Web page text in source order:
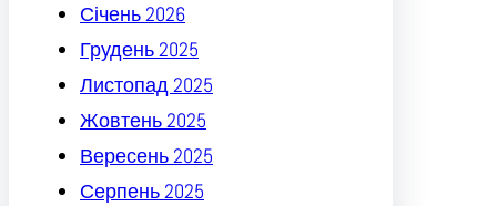
Січень 2026
Грудень 2025
Листопад 2025
Жовтень 2025
Вересень 2025
Серпень 2025